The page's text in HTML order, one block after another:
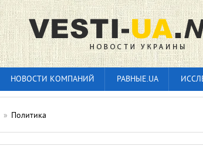
НОВОСТИ КОМПАНИЙ РАВНЫЕ.UA
» Политика